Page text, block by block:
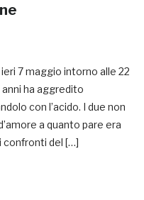
7 maggio intorno alle 22
ha aggredito
con l’acido. I due non
a quanto pare era
confronti del […]